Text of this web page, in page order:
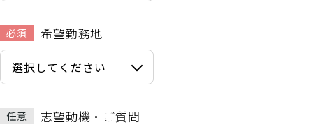
必須 希望勤務地
任意 志望動機・ご質問